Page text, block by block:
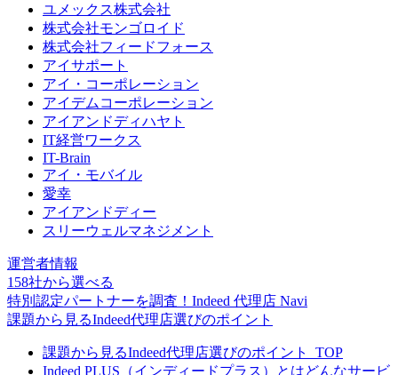
ユメックス株式会社
株式会社モンゴロイド
株式会社フィードフォース
アイサポート
アイ・コーポレーション
アイデムコーポレーション
アイアンドディハヤト
IT経営ワークス
IT-Brain
アイ・モバイル
愛幸
アイアンドディー
スリーウェルマネジメント
運営者情報
158社から選べる
特別認定パートナーを調査！ Indeed 代理店 Navi
課題から見るIndeed代理店選びのポイント
課題から見るIndeed代理店選びのポイント_TOP
Indeed PLUS（インディードプラス）とはどんなサービ